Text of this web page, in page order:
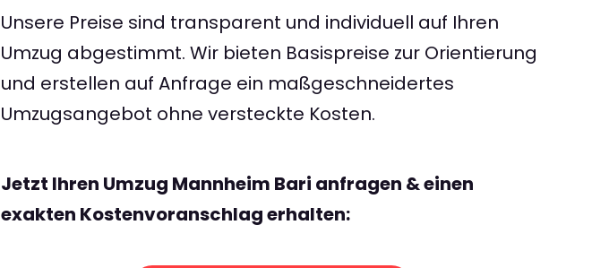
Unsere Preise sind transparent und individuell auf Ihren
Umzug abgestimmt. Wir bieten Basispreise zur Orientierung
und erstellen auf Anfrage ein maßgeschneidertes
Umzugsangebot ohne versteckte Kosten.
Jetzt Ihren Umzug Mannheim Bari anfragen & einen
exakten Kostenvoranschlag erhalten: